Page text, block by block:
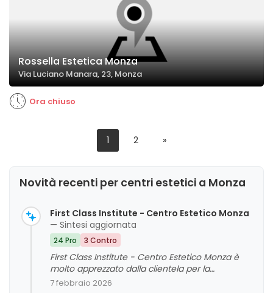
Rossella Estetica Monza
Via Luciano Manara, 23, Monza
Ora chiuso
1 2 »
Novità recenti per centri estetici a Monza
First Class Institute - Centro Estetico Monza
— Sintesi aggiornata
24 Pro 3 Contro
First Class Institute - Centro Estetico Monza è
molto apprezzato dalla clientela per la
professionalità, la competenza e la gentilezza
7 febbraio 2026